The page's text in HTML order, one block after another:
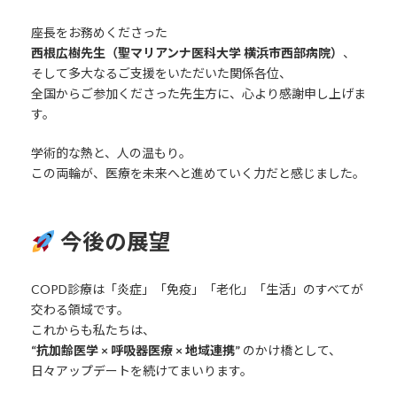
座長をお務めくださった
西根広樹先生（聖マリアンナ医科大学 横浜市西部病院） 、
そして多大なるご支援をいただいた関係各位、
全国からご参加くださった先生方に、心より感謝申し上げま
す。
学術的な熱と、人の温もり。
この両輪が、医療を未来へと進めていく力だと感じました。
今後の展望
COPD診療は「炎症」「免疫」「老化」「生活」のすべてが
交わる領域です。
これからも私たちは、
“抗加齢医学 × 呼吸器医療 × 地域連携”のかけ橋として、
日々アップデートを続けてまいります。